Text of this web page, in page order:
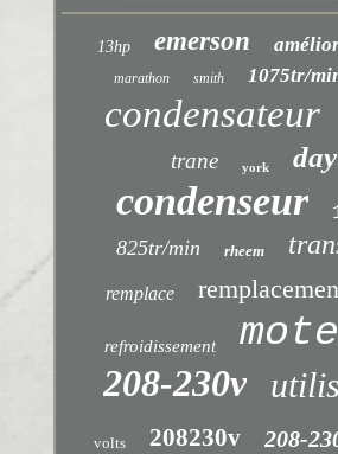
13hp emerson
marathon smith 1075tr/
condensateur
trane york
condenseur
825tr/min rheem
remplace
refroidissement
208-230v
volts 208230v 208-